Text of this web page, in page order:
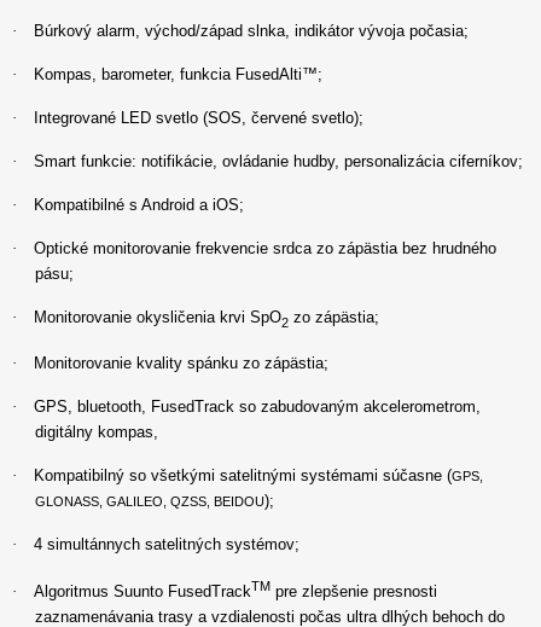
· Búrkový alarm, východ/západ slnka, indikátor vývoja počasia;
· Kompas, barometer, funkcia FusedAlti™;
· Integrované LED svetlo (SOS, červené svetlo);
· Smart funkcie: notifikácie, ovládanie hudby, personalizácia ciferníkov;
· Kompatibilné s Android a iOS;
·
Optické monitorovanie frekvencie srdca zo zápästia bez hrudného
pásu;
· Monitorovanie okysličenia krvi SpO2 zo zápästia;
· Monitorovanie kvality spánku zo zápästia;
·
GPS, bluetooth, FusedTrack so zabudovaným akcelerometrom,
digitálny kompas,
· Kompatibilný so všetkými satelitnými systémami súčasne (GPS,
GLONASS, GALILEO, QZSS, BEIDOU);
· 4 simultánnych satelitných systémov;
· Algoritmus Suunto FusedTrackTM pre zlepšenie presnosti
zaznamenávania trasy a vzdialenosti počas ultra dlhých behoch do